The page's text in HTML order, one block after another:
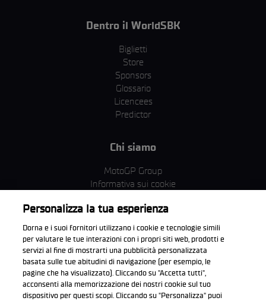
Dentro il WorldSBK
Biglietti
Store
Sponsors
Glossario
Licencees
Predictor
Chi siamo
MotoGP Group
Informativa sui cookie
Corporate & ESG
Condizioni della Privacy
Condizioni di acquisto
Scarica l'app ufficiale WorldSBK
Personalizza la tua esperienza
Dorna e i suoi fornitori utilizzano i cookie e tecnologie simili
per valutare le tue interazioni con i propri siti web, prodotti e
servizi al fine di mostrarti una pubblicità personalizzata
basata sulle tue abitudini di navigazione (per esempio, le
pagine che ha visualizzato). Cliccando su "Accetta tutti",
acconsenti alla memorizzazione dei nostri cookie sul tuo
dispositivo per questi scopi. Cliccando su "Personalizza" puoi